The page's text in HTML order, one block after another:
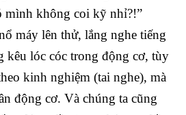
mình không coi kỹ nhỉ?!”
máy lên thử, lắng nghe tiếng
kêu lóc cóc trong động cơ, tùy
kinh nghiệm (tai nghe), mà
động cơ. Và chúng ta cũng